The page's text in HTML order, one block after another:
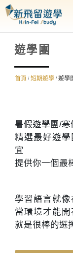
遊學團
首頁 / 短期遊學 / 遊學
暑假遊學團/
精選最好遊
宜
提供你一個最
學習語言就
當環境才能
就是很棒的選